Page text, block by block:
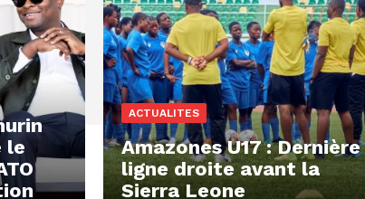
le
ACTUALITES
Amazones U17 : Dernière
ligne droite avant la
Sierra Leone